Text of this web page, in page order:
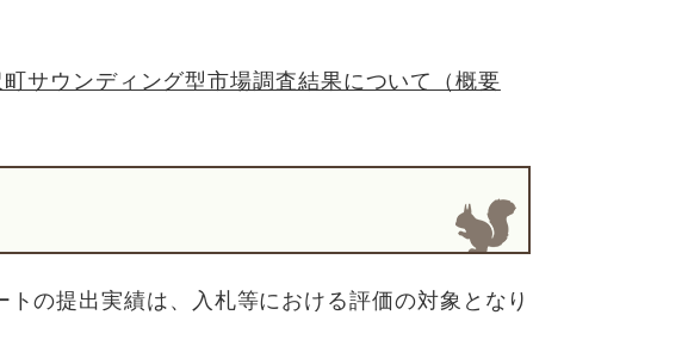
サウンディング型市場調査結果について（概要
の提出実績は、入札等における評価の対象となり